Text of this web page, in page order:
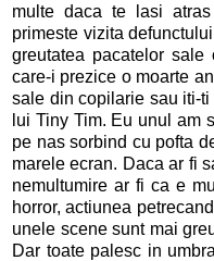
multe daca te lasi
primeste vizita
greutatea pacatelor
care-i prezice o moarte
sale din copilarie sau iti-
lui Tiny Tim. Eu unul am
pe nas sorbind cu pofta
marele ecran. Daca ar fi
nemultumire ar fi ca e
horror, actiunea
unele scene sunt mai
Dar toate palesc in